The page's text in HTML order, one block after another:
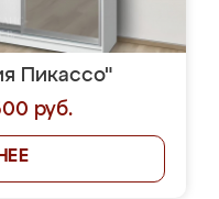
Пикассо"
руб.